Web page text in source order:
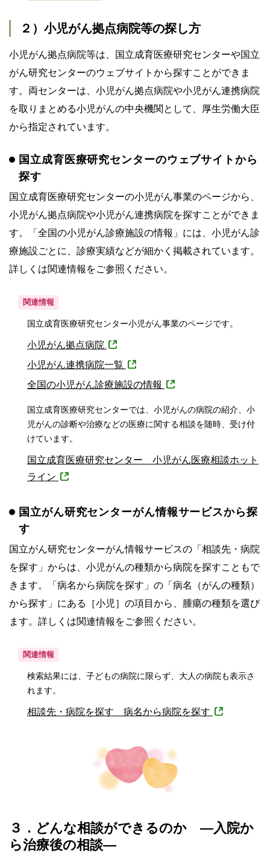
２）小児がん拠点病院等の探し方
小児がん拠点病院等は、国立成育医療研究センターや国立
がん研究センターのウェブサイトから探すことができま
す。両センターは、小児がん拠点病院や小児がん連携病院
を取りまとめる小児がんの中央機関として、厚生労働大臣
から指定されています。
国立成育医療研究センターのウェブサイトから
探す
国立成育医療研究センターの小児がん事業のページから、
小児がん拠点病院や小児がん連携病院を探すことができま
す。「全国の小児がん診療施設の情報」には、小児がん診
療施設ごとに、診療実績などが細かく掲載されています。
詳しくは関連情報をご参照ください。
関連情報
国立成育医療研究センター小児がん事業のページです。
小児がん拠点病院
小児がん連携病院一覧
全国の小児がん診療施設の情報
国立成育医療研究センターでは、小児がんの病院の紹介、小
児がんの診断や治療などの医療に関する相談を随時、受け付
けています。
国立成育医療研究センター 小児がん医療相談ホット
ライン
国立がん研究センターがん情報サービスから探
す
国立がん研究センターがん情報サービスの「相談先・病院
を探す」からは、小児がんの種類から病院を探すこともで
きます。「病名から病院を探す」の「病名（がんの種類）
から探す」にある［小児］の項目から、腫瘍の種類を選び
ます。詳しくは関連情報をご参照ください。
関連情報
検索結果には、子どもの病院に限らず、大人の病院も表示さ
れます。
相談先・病院を探す 病名から病院を探す
３．どんな相談ができるのか ―入院か
ら治療後の相談―